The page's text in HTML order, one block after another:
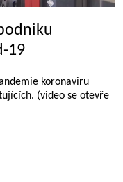
19
koronaviru
(video se otevře